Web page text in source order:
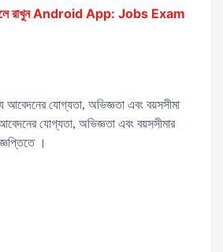
রাখুন Android App: Jobs Exam
আবেদনের যোগ্যতা, অভিজ্ঞতা এবং বয়সসীমা
যোগ্যতা, অভিজ্ঞতা এবং বয়সসীমার
।